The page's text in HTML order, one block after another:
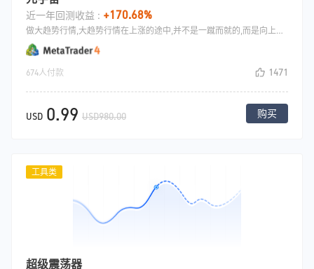
近一年回测收益 : +170.68%
做大趋势行情,大趋势行情在上涨的途中,并不是一蹴而就的,而是向上走3步,回撤两步,当回调的时候我们去做回调,当行情走持续性的时候,我们在回调的时候做的单子就会有较大的盈利.
674人付款 1471
USD 0.99 USD980.00 购买
工具类
超级震荡器